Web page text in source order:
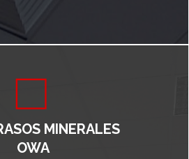
MINERALES
OWA